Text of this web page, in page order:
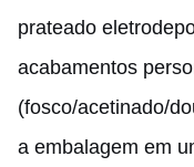
prateado
acabamentos
(fosco/acetinado/
a embalagem em